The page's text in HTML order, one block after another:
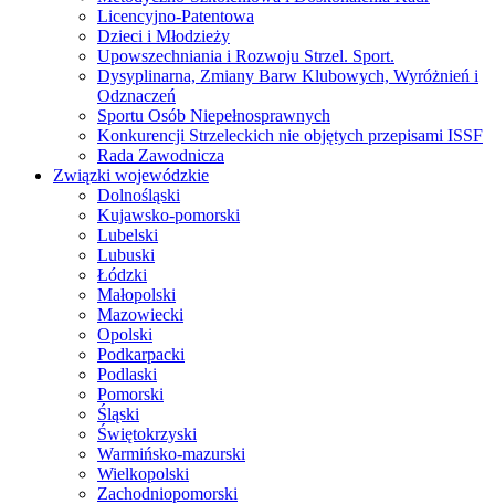
Licencyjno-Patentowa
Dzieci i Młodzieży
Upowszechniania i Rozwoju Strzel. Sport.
Dysyplinarna, Zmiany Barw Klubowych, Wyróżnień i
Odznaczeń
Sportu Osób Niepełnosprawnych
Konkurencji Strzeleckich nie objętych przepisami ISSF
Rada Zawodnicza
Związki wojewódzkie
Dolnośląski
Kujawsko-pomorski
Lubelski
Lubuski
Łódzki
Małopolski
Mazowiecki
Opolski
Podkarpacki
Podlaski
Pomorski
Śląski
Świętokrzyski
Warmińsko-mazurski
Wielkopolski
Zachodniopomorski